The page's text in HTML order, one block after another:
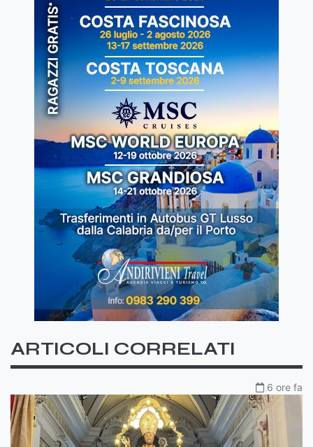
ARTICOLI CORRELATI
6 ore fa